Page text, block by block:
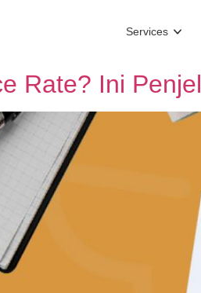
Services
Rate? Ini